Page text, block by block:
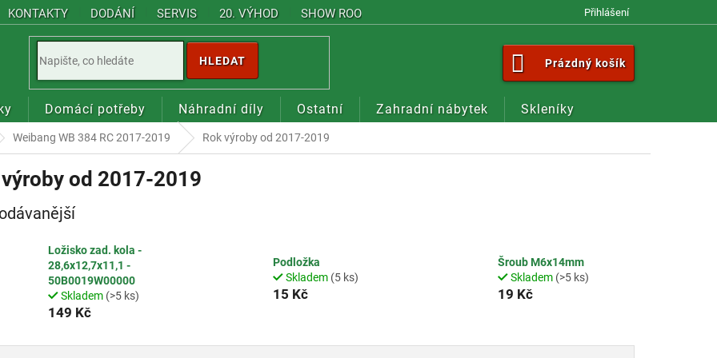
KONTAKTY DODÁNÍ SERVIS 20. VÝHOD SHOW ROOM Přihlášení
HLEDAT
NÁKUPNÍ
KOŠÍK
Prázdný košík
Domácí potřeby Náhradní díly Ostatní Zahradní nábytek Skleníky
Weibang WB 384 RC 2017-2019 Rok výroby od 2017-2019
od 2017-2019
Ložisko zad. kola -
28,6x12,7x11,1 -
50B0019W00000
Skladem (>5 ks)
149 Kč
Podložka
Skladem (5 ks)
15 Kč
Šroub M6x14mm
Skladem (>5 ks)
19 Kč